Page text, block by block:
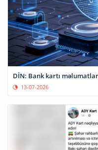
DİN: Bank kartı
13-07-2026